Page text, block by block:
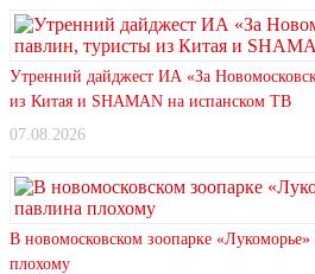
Утренний дайджест ИА «За
из Китая и SHAMAN на испанском ТВ
07.08.2026
В новомосковском зоопарке
плохому